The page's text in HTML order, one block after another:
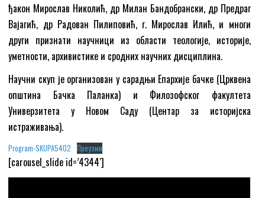
ђакон Мирослав Николић, др Милан Бандобрански, др Предраг
Вајагић, др Радован Пилиповић, г. Мирослав Илић, и многи
други признати научници из области теологије, историје,
уметности, архивистике и сродних научних дисциплина.
Научни скуп је организован у сарадњи Епархије бачке (Црквена
општина Бачка Паланка) и Филозофског факултета
Универзитета у Новом Саду (Центар за историјска
истраживања).
Program-SKUPA5402 Преузми
[carousel_slide id=’4344′]